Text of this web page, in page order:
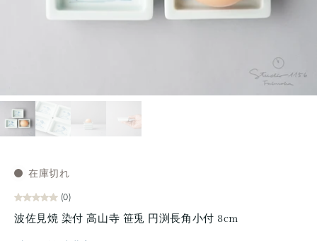
在庫切れ
(0)
波佐見焼 染付 高山寺 笹兎 円渕長角小付 8cm